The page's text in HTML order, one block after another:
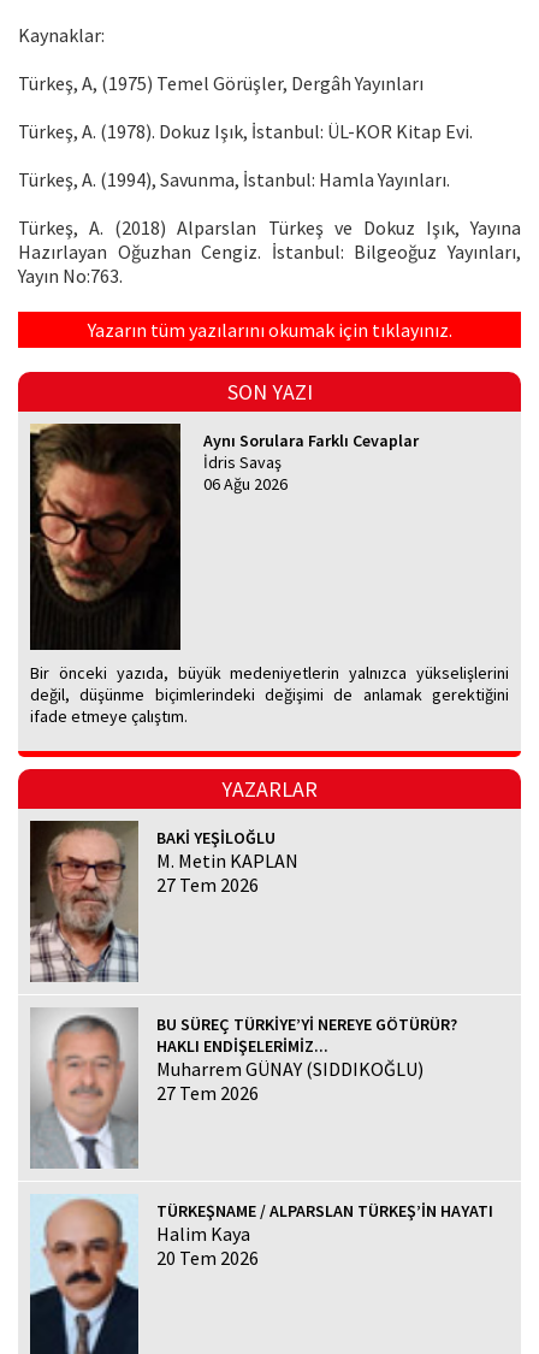
Kaynaklar:
Türkeş, A, (1975) Temel Görüşler, Dergâh Yayınları
Türkeş, A. (1978). Dokuz Işık, İstanbul: ÜL-KOR Kitap Evi.
Türkeş, A. (1994), Savunma, İstanbul: Hamla Yayınları.
Türkeş, A. (2018) Alparslan Türkeş ve Dokuz Işık, Yayına
Hazırlayan Oğuzhan Cengiz. İstanbul: Bilgeoğuz Yayınları,
Yayın No:763.
Yazarın tüm yazılarını okumak için tıklayınız.
SON YAZI
Aynı Sorulara Farklı Cevaplar
İdris Savaş
06 Ağu 2026
Bir önceki yazıda, büyük medeniyetlerin yalnızca yükselişlerini
değil, düşünme biçimlerindeki değişimi de anlamak gerektiğini
ifade etmeye çalıştım.
YAZARLAR
BAKİ YEŞİLOĞLU
M. Metin KAPLAN
27 Tem 2026
BU SÜREÇ TÜRKİYE’Yİ NEREYE GÖTÜRÜR?
HAKLI ENDİŞELERİMİZ...
Muharrem GÜNAY (SIDDIKOĞLU)
27 Tem 2026
TÜRKEŞNAME / ALPARSLAN TÜRKEŞ’İN HAYATI
Halim Kaya
20 Tem 2026